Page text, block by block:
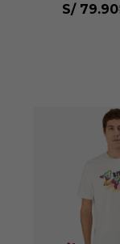
S/ 79.90